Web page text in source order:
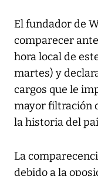
El fundador de
comparecer
hora local de
martes) y
cargos que le
mayor filtración
la historia del
La
debido a la